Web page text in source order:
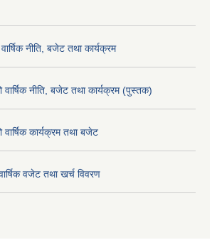
नीति, बजेट तथा कार्यक्रम
नीति, बजेट तथा कार्यक्रम (पुस्तक)
कार्यक्रम तथा बजेट
वजेट तथा खर्च विवरण